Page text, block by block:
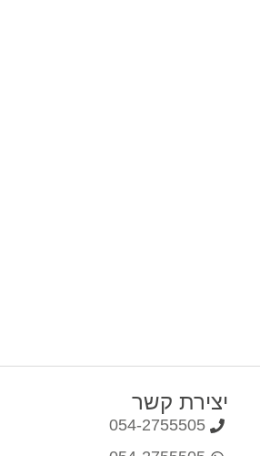
יצירת קשר
054-2755505